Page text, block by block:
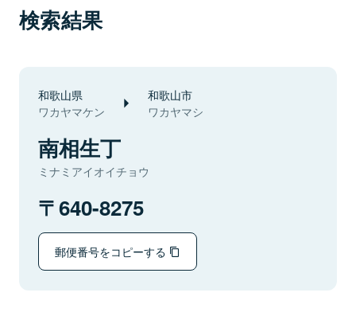
検索結果
和歌山県
ワカヤマケン
和歌山市
ワカヤマシ
南相生丁
ミナミアイオイチョウ
640-8275
郵便番号をコピーする